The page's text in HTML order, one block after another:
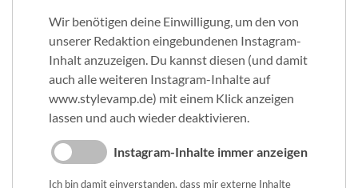
Wir benötigen deine Einwilligung, um den von
unserer Redaktion eingebundenen Instagram-
Inhalt anzuzeigen. Du kannst diesen (und damit
auch alle weiteren Instagram-Inhalte auf
www.stylevamp.de) mit einem Klick anzeigen
lassen und auch wieder deaktivieren.
Instagram-Inhalte immer anzeigen
Ich bin damit einverstanden, dass mir externe Inhalte